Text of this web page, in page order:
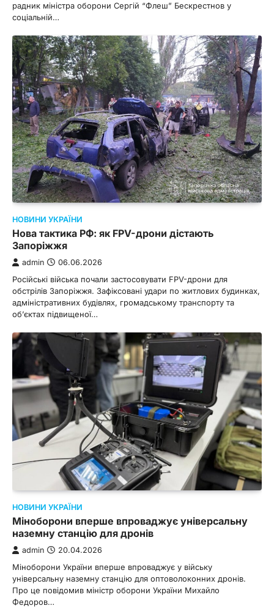
радник міністра оборони Сергій “Флеш” Бескрестнов у
соціальній…
НОВИНИ УКРАЇНИ
Нова тактика РФ: як FPV-дрони дістають
Запоріжжя
admin 06.06.2026
Російські війська почали застосовувати FPV-дрони для
обстрілів Запоріжжя. Зафіксовані удари по житлових будинках,
адміністративних будівлях, громадському транспорту та
об’єктах підвищеної…
НОВИНИ УКРАЇНИ
Міноборони вперше впроваджує універсальну
наземну станцію для дронів
admin 20.04.2026
Міноборони України вперше впроваджує у війську
універсальну наземну станцію для оптоволоконних дронів.
Про це повідомив міністр оборони України Михайло
Федоров…